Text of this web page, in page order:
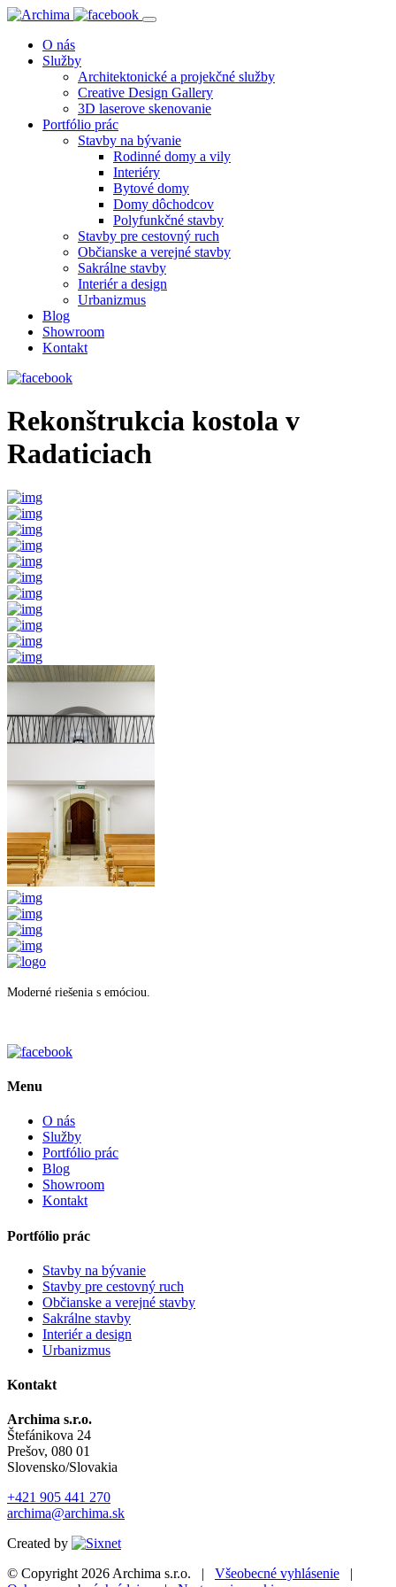
O nás
Služby
Architektonické a projekčné služby
Creative Design Gallery
3D laserove skenovanie
Portfólio prác
Stavby na bývanie
Rodinné domy a vily
Interiéry
Bytové domy
Domy dôchodcov
Polyfunkčné stavby
Stavby pre cestovný ruch
Občianske a verejné stavby
Sakrálne stavby
Interiér a design
Urbanizmus
Blog
Showroom
Kontakt
Rekonštrukcia kostola v
Radaticiach
Moderné riešenia s emóciou.
Menu
O nás
Služby
Portfólio prác
Blog
Showroom
Kontakt
Portfólio prác
Stavby na bývanie
Stavby pre cestovný ruch
Občianske a verejné stavby
Sakrálne stavby
Interiér a design
Urbanizmus
Kontakt
Archima s.r.o.
Štefánikova 24
Prešov, 080 01
Slovensko/Slovakia
+421 905 441 270
archima@archima.sk
Created by
© Copyright 2026Archima s.r.o. Všeobecné vyhlásenie